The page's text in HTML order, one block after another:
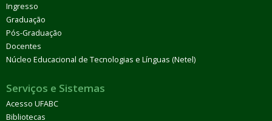
Ingresso
Graduação
Pós-Graduação
Docentes
Núcleo Educacional de Tecnologias e Línguas (Netel)
Serviços e Sistemas
Acesso UFABC
Bibliotecas